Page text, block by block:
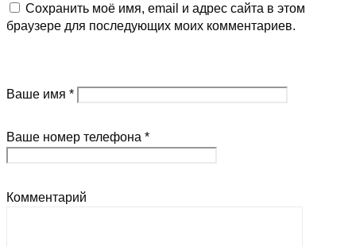
Комментарий
Ваше имя *
Сохранить моё имя, email и адрес сайта в этом
браузере для последующих моих комментариев.
Ваше номер телефона *